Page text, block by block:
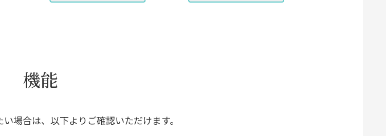
機能
場合は、以下よりご確認いただけます。